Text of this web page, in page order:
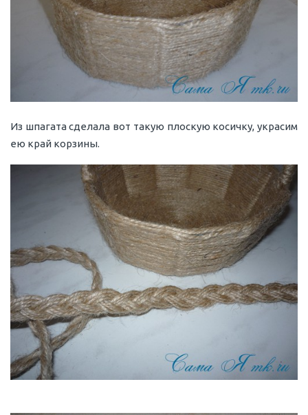
Из шпагата сделала вот такую плоскую косичку, украсим
ею край корзины.